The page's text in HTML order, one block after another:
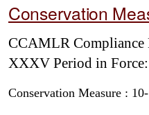
Conservation
CCAMLR
XXXV Period in
Conservation Measure :